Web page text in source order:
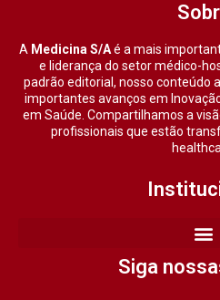
A Medicina S/Aé a mais
e liderança do setor médico-
padrão editorial, nosso conteúdo
importantes avanços em
em Saúde. Compartilhamos a
profissionais que estão
Siga